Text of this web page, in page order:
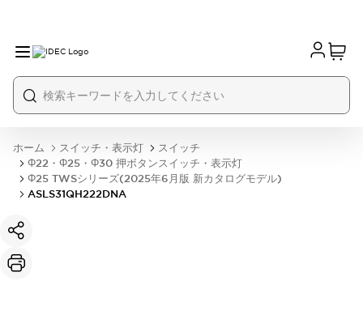
ホーム スイッチ・表示灯
スイッチ
Φ22・Φ25・Φ30 押ボタンスイッチ・表示灯
Φ25 TWSシリーズ(2025年6月版 新カタログモデル)
ASLS31QH222DNA